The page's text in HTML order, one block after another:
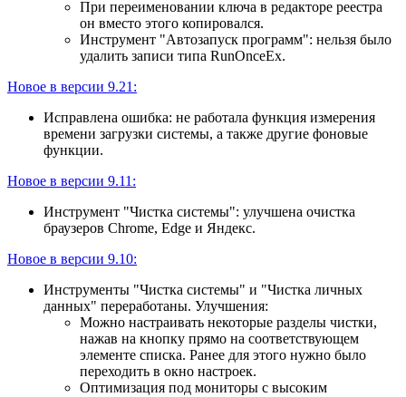
При переименовании ключа в редакторе реестра
он вместо этого копировался.
Инструмент "Автозапуск программ": нельзя было
удалить записи типа RunOnceEx.
Новое в версии 9.21:
Исправлена ошибка: не работала функция измерения
времени загрузки системы, а также другие фоновые
функции.
Новое в версии 9.11:
Инструмент "Чистка системы": улучшена очистка
браузеров Chrome, Edge и Яндекс.
Новое в версии 9.10:
Инструменты "Чистка системы" и "Чистка личных
данных" переработаны. Улучшения:
Можно настраивать некоторые разделы чистки,
нажав на кнопку прямо на соответствующем
элементе списка. Ранее для этого нужно было
переходить в окно настроек.
Оптимизация под мониторы с высоким